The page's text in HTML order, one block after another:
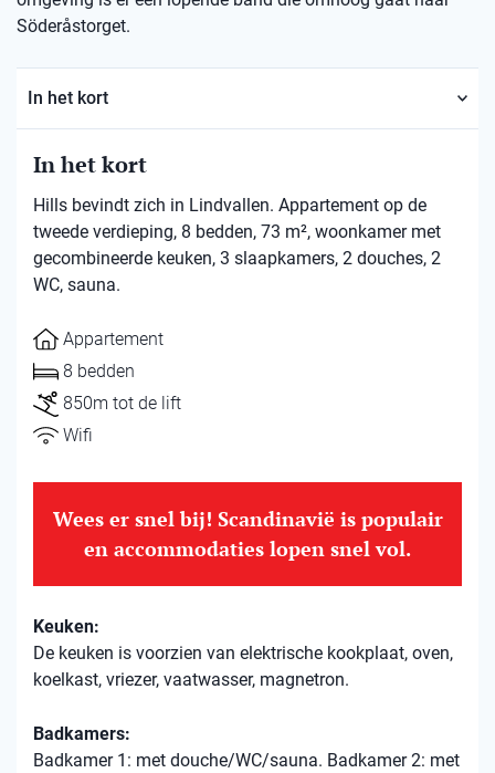
Söderåstorget.
In het kort
In het kort
Hills bevindt zich in Lindvallen. Appartement op de
tweede verdieping, 8 bedden, 73 m², woonkamer met
gecombineerde keuken, 3 slaapkamers, 2 douches, 2
WC, sauna.
Appartement
8 bedden
850m tot de lift
Wifi
Wees er snel bij! Scandinavië is populair
en accommodaties lopen snel vol.
Keuken:
De keuken is voorzien van elektrische kookplaat, oven,
koelkast, vriezer, vaatwasser, magnetron.
Badkamers:
Badkamer 1: met douche/WC/sauna. Badkamer 2: met